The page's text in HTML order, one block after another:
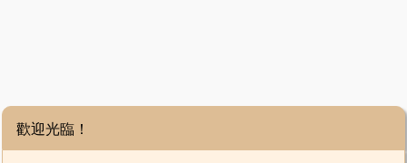
歡迎光臨！